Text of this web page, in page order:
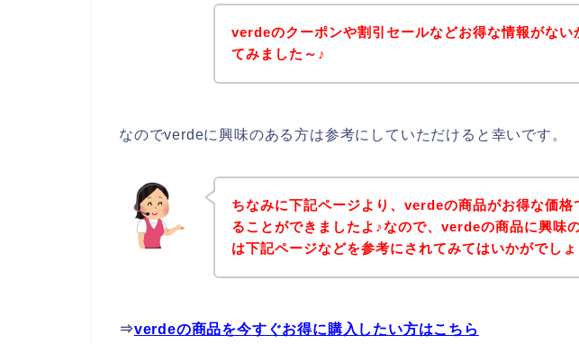
verdeのクーポンや割引セールなどお得な情報がない
てみました～♪
なのでverdeに興味のある方は参考にしていただけると幸いです。
ちなみに下記ページより、verdeの商品がお得な価格
ることができましたよ♪なので、verdeの商品に興味
は下記ページなどを参考にされてみてはいかがでしょ
⇒verdeの商品を今すぐお得に購入したい方はこちら